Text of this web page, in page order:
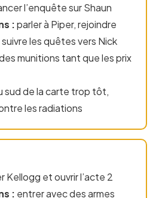
l’enquête sur Shaun
:parler à Piper, rejoindre
les quêtes vers Nick
munitions tant que les prix
sud de la carte trop tôt,
les radiations
Kellogg et ouvrir l’acte 2
: entrer avec des armes